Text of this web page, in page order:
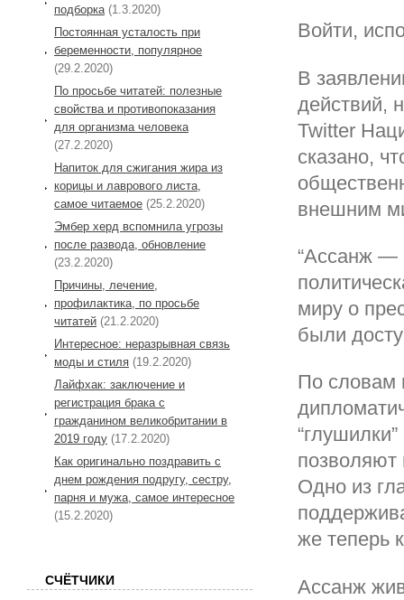
Войти,
В
действий,
Twitter
сказано,
внешним
“Ассанж —
миру о
были
По словам
позволяют
Одно из
же теперь
Ассанж
подборка (1.3.2020)
Постоянная усталость при
беременности, популярное
(29.2.2020)
По просьбе читатей: полезные
свойства и противопоказания
для организма человека
(27.2.2020)
Напиток для сжигания жира из
корицы и лаврового листа,
самое читаемое (25.2.2020)
Эмбер херд вспомнила угрозы
после развода, обновление
(23.2.2020)
Причины, лечение,
профилактика, по просьбе
читатей (21.2.2020)
Интересное: неразрывная связь
моды и стиля (19.2.2020)
Лайфхак: заключение и
регистрация брака с
гражданином великобритании в
2019 году (17.2.2020)
Как оригинально поздравить с
днем рождения подругу, сестру,
парня и мужа, самое интересное
(15.2.2020)
СЧЁТЧИКИ